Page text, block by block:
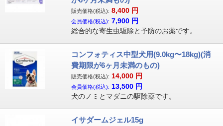
販売価格(税込): 8,400 円
会員価格(税込): 7,900 円
総合的な寄生虫駆除と予防のお薬です。
コンフォティス中型犬用(9.0kg〜18kg)(消
費期限が6ヶ月未満のもの)
販売価格(税込): 14,000 円
会員価格(税込): 13,500 円
犬のノミとマダニの駆除薬です。
イサダームジェル15g